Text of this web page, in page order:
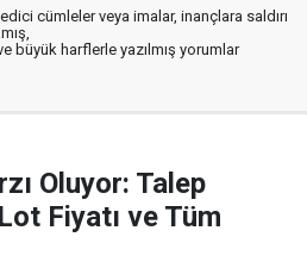
cümleler veya imalar, inançlara saldırı
büyük harflerle yazılmış yorumlar
Oluyor: Talep
Fiyatı ve Tüm